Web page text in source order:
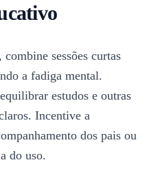
sessões curtas
a fadiga mental.
estudos e outras
Incentive a
dos pais ou
do uso.